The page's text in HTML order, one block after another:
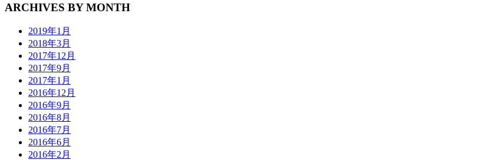
ARCHIVES BY MONTH
2019年1月
2018年3月
2017年12月
2017年9月
2017年1月
2016年12月
2016年9月
2016年8月
2016年7月
2016年6月
2016年2月